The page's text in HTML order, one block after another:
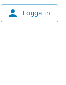
Logga in